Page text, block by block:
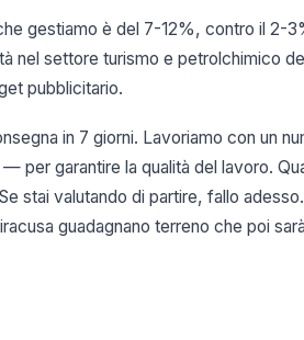
gestiamo è del 7-12%, contro il 2-
nel settore turismo e petrolchimico
pubblicitario.
in 7 giorni. Lavoriamo con un
per garantire la qualità del lavoro.
stai valutando di partire, fallo
guadagnano terreno che poi